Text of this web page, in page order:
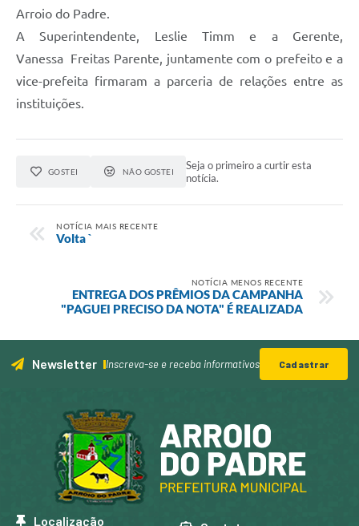
Arroio do Padre.
A Superintendente, Leslie Timm e a Gerente,
Vanessa Freitas Parente, juntamente com o prefeito e a
vice-prefeita firmaram a parceria de relações entre as
instituições.
GOSTEI NÃO GOSTEI
Seja o primeiro a curtir esta
notícia.
NOTÍCIA MAIS RECENTE
Volta `
NOTÍCIA MENOS RECENTE
ENTREGA DOS PRÊMIOS DA CAMPANHA
"PAGUEI PRECISO DA NOTA" É REALIZADA
Newsletter Inscreva-se e receba informativos Cadastrar
Localização